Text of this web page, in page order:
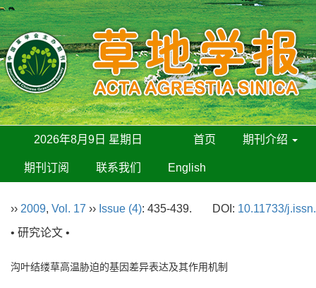
2026年8月9日 星期日 首页 期刊介绍
期刊订阅 联系我们 English
›› 2009, Vol. 17 ›› Issue (4): 435-439. DOI: 10.11733/
• 研究论文 •
沟叶结缕草高温胁迫的基因差异表达及其作用机制